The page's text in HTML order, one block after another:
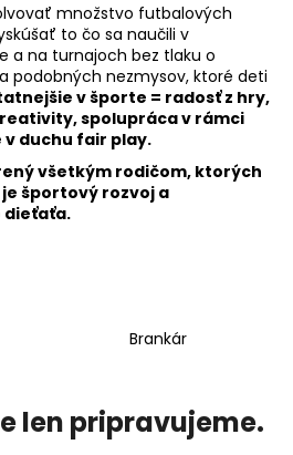
množstvo futbalových
to čo sa naučili v
a na turnajoch bez tlaku o
podobných nezmysov, ktoré deti
v športe = radosť z hry,
spolupráca v rámci
duchu fair play.
všetkým rodičom, ktorých
športový rozvoj a
dieťaťa.
Brankár
len pripravujeme.